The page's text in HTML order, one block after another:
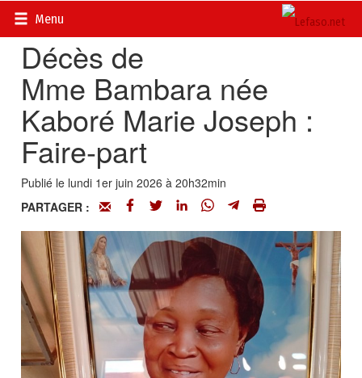
Menu
Accueil>
Décès de
Mme Bambara née
Kaboré Marie Joseph :
Faire-part
Publié le lundi 1er juin 2026 à 20h32min
PARTAGER :